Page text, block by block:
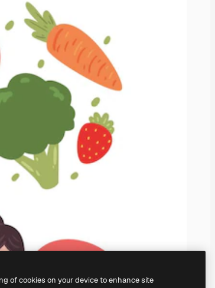
of cookies on your device to enhance site